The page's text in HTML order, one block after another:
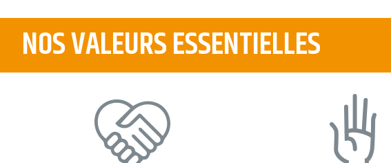
NOS VALEURS ESSENTIELLES